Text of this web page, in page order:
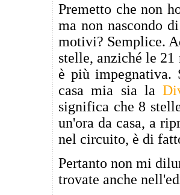
Premetto che non
ma non nascondo
motivi? Semplice.
stelle, anziché le
è più
casa mia sia la
significa che 8
un'ora da casa, a
nel circuito, è di
Pertanto non mi
trovate anche